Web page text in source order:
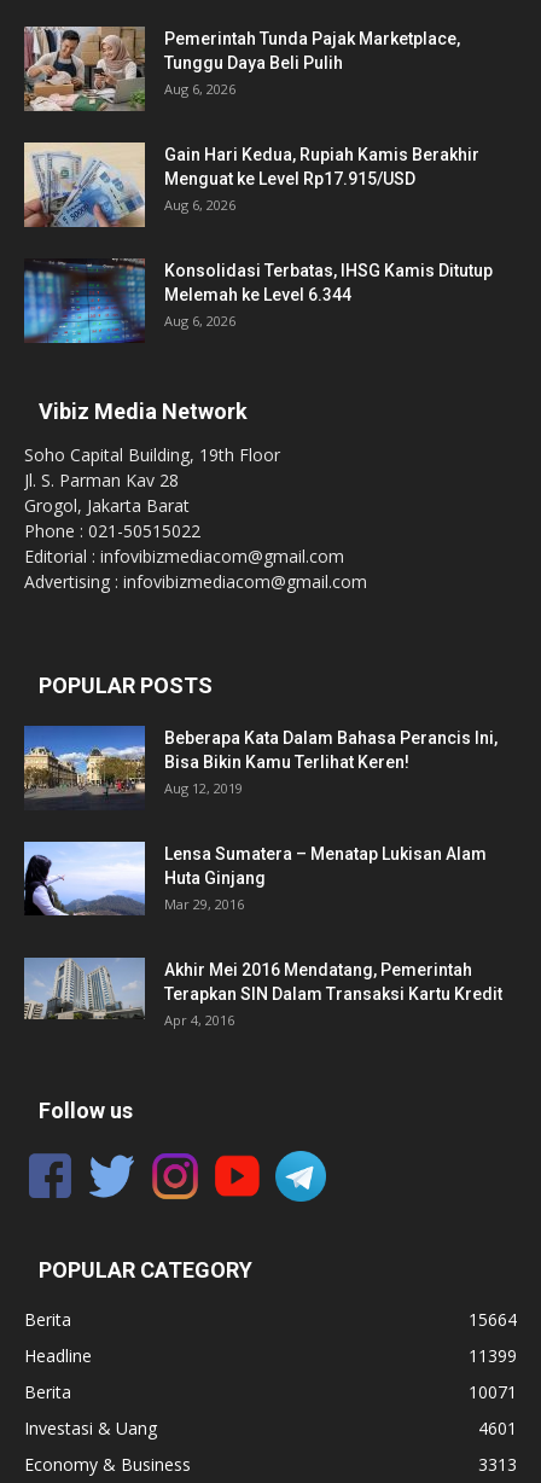
Pemerintah Tunda Pajak Marketplace,
Tunggu Daya Beli Pulih
Aug 6, 2026
Gain Hari Kedua, Rupiah Kamis Berakhir
Menguat ke Level Rp17.915/USD
Aug 6, 2026
Konsolidasi Terbatas, IHSG Kamis Ditutup
Melemah ke Level 6.344
Aug 6, 2026
Vibiz Media Network
Soho Capital Building, 19th Floor
Jl. S. Parman Kav 28
Grogol, Jakarta Barat
Phone : 021-50515022
Editorial : infovibizmediacom@gmail.com
Advertising : infovibizmediacom@gmail.com
POPULAR POSTS
Beberapa Kata Dalam Bahasa Perancis Ini,
Bisa Bikin Kamu Terlihat Keren!
Aug 12, 2019
Lensa Sumatera – Menatap Lukisan Alam
Huta Ginjang
Mar 29, 2016
Akhir Mei 2016 Mendatang, Pemerintah
Terapkan SIN Dalam Transaksi Kartu Kredit
Apr 4, 2016
Follow us
POPULAR CATEGORY
Berita
15664
Headline
11399
Berita
10071
Investasi & Uang
4601
Economy & Business
3313